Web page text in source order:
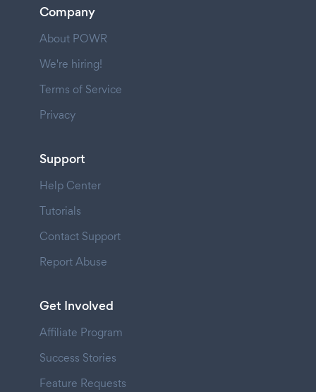
Company
About POWR
We're hiring!
Terms of Service
Privacy
Support
Help Center
Tutorials
Contact Support
Report Abuse
Get Involved
Affiliate Program
Success Stories
Feature Requests